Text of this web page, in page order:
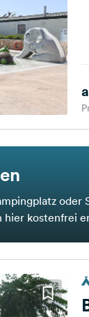
oder
hier kostenfrei